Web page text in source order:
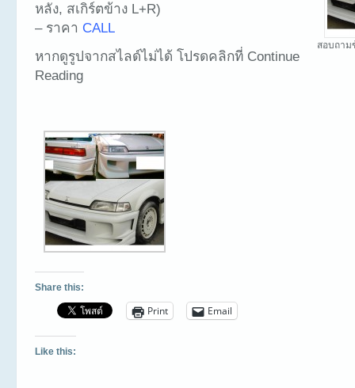
สอบถาม
หลัง, สเกิร์ตข้าง L+R)
– ราคา CALL
หากดูรูปจากสไลด์ไม่ได้ โปรดคลิกที่ Continue
Reading
Share this:
Print Email
Like this: